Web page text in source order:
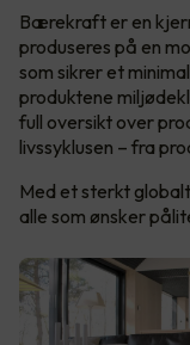
Bærekraft er en
produseres på en
som sikrer et
produktene
full oversikt over
livssyklusen – fra
Med et sterkt
alle som ønsker